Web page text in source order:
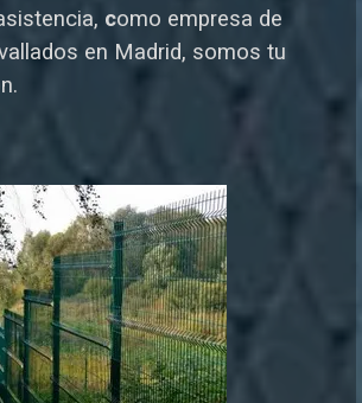
como empresa de
en Madrid, somos tu